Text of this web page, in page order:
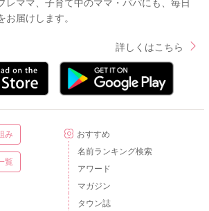
レママ、子育て中のママ・パパにも、毎日
届けします。
詳しくはこちら
み
覧
おすすめ
名前ランキング検索
アワード
マガジン
タウン誌